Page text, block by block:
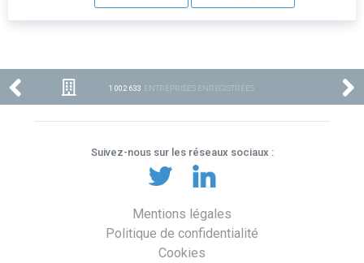
1 002 633 ENTREPRISES ENREGISTRÉES
Suivez-nous sur les réseaux sociaux :
Mentions légales
Politique de confidentialité
Cookies